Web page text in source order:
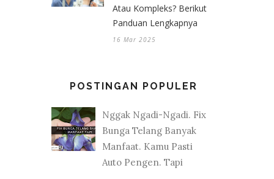
Atau Kompleks? Berikut
Panduan Lengkapnya
16 Mar 2025
POSTINGAN POPULER
Nggak Ngadi-Ngadi. Fix
Bunga Telang Banyak
Manfaat. Kamu Pasti
Auto Pengen. Tapi